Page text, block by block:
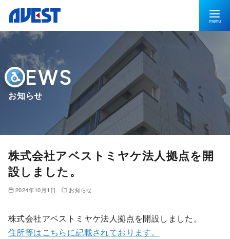
お知らせ
株式会社アベストミヤケ法人拠点を開
設しました。
2024年10月1日 お知らせ
株式会社アベストミヤケ法人拠点を開設しました。
住所等はこちらに記載されております。